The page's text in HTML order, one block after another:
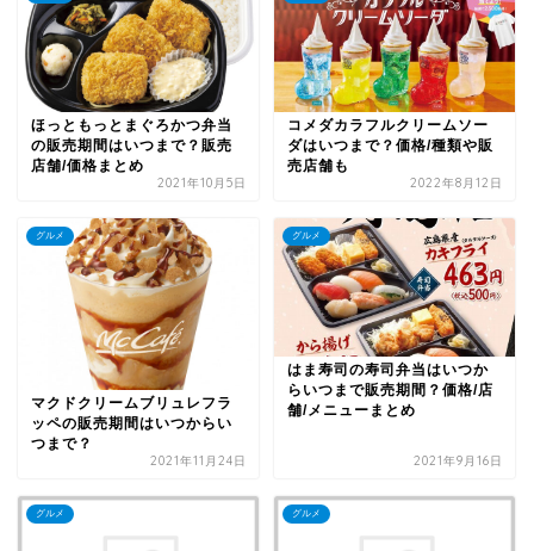
ほっともっとまぐろかつ弁当
の販売期間はいつまで？販売
店舗/価格まとめ
2021年10月5日
コメダカラフルクリームソー
ダはいつまで？価格/種類や販
売店舗も
2022年8月12日
グルメ
マクドクリームブリュレフラ
ッペの販売期間はいつからい
つまで？
2021年11月24日
グルメ
はま寿司の寿司弁当はいつか
らいつまで販売期間？価格/店
舗/メニューまとめ
2021年9月16日
グルメ グルメ